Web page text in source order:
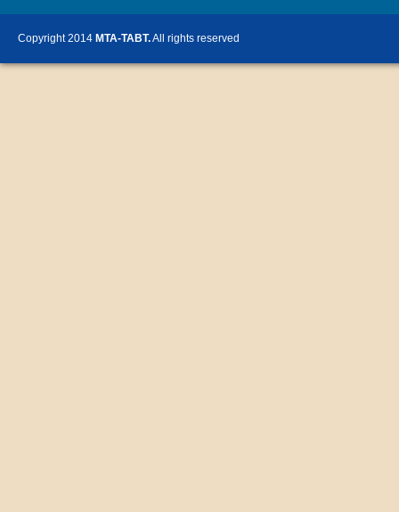
Copyright 2014 MTA-TABT.All rights reserved